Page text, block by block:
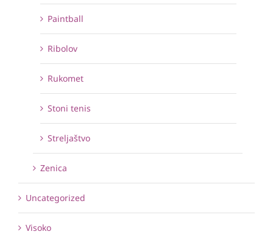
Paintball
Ribolov
Rukomet
Stoni tenis
Streljaštvo
Zenica
Uncategorized
Visoko